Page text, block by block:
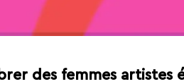
des femmes artistes